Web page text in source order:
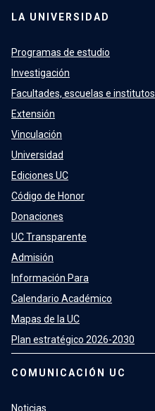
LA UNIVERSIDAD
Programas de estudio
Investigación
Facultades, escuelas e institutos
Extensión
Vinculación
Universidad
Ediciones UC
Código de Honor
Donaciones
UC Transparente
Admisión
Información Para
Calendario Académico
Mapas de la UC
Plan estratégico 2026-2030
COMUNICACIÓN UC
Noticias